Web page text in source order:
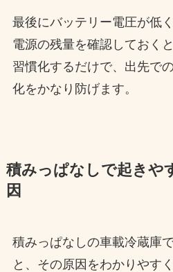
最後にバッテリー電圧が低
電源の残量を確認しておく
習慣化するだけで、出先で
化をかなり防げます。
積みっぱなしで起きや
因
積みっぱなしの車載冷蔵庫
と、その原因をわかりやす